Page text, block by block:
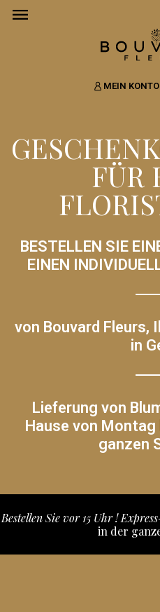
MEIN KONTO
FÜR
BESTELLEN SIE
EINEN
von Bouvard Fleurs,
in
Lieferung von
Hause von
ganzen
Bestellen Sie vor 15 Uhr !
in der